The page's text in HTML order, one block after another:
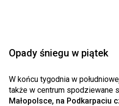
Opady śniegu w piątek
W końcu tygodnia w
także w centrum spodziewane
Małopolsce, na Podkarpaciu